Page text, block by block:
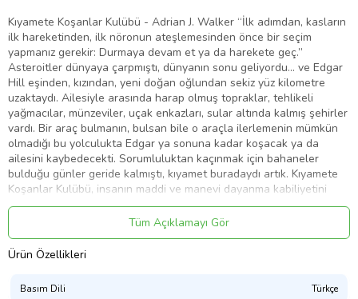
Kıyamete Koşanlar Kulübü - Adrian J. Walker “İlk adımdan, kasların
ilk hareketinden, ilk nöronun ateşlemesinden önce bir seçim
yapmanız gerekir: Durmaya devam et ya da harekete geç.”
Asteroitler dünyaya çarpmıştı, dünyanın sonu geliyordu… ve Edgar
Hill eşinden, kızından, yeni doğan oğlundan sekiz yüz kilometre
uzaktaydı. Ailesiyle arasında harap olmuş topraklar, tehlikeli
yağmacılar, münzeviler, uçak enkazları, sular altında kalmış şehirler
vardı. Bir araç bulmanın, bulsan bile o araçla ilerlemenin mümkün
olmadığı bu yolculukta Edgar ya sonuna kadar koşacak ya da
ailesini kaybedecekti. Sorumluluktan kaçınmak için bahaneler
bulduğu günler geride kalmıştı, kıyamet buradaydı artık. Kıyamete
Koşanlar Kulübü, insanın maddi ve manevi dayanma kabiliyetini
anlatan, son sayfaya neredeyse koşa koşa geleceğiniz bir roman.
“Muhteşem bir keşif.” - Stephen King - “Kusurlu bir adamın, kıyamet
sonrasında hayatta kalıp kendini affettirmesinin, incelikle yazılmış
hikâyesi.” - Booklist - “Rahatsız edici, yüreklerinizi dağlayacak,
Tüm Açıklamayı Gör
Ürün Özellikleri
Basım Dili Türkçe